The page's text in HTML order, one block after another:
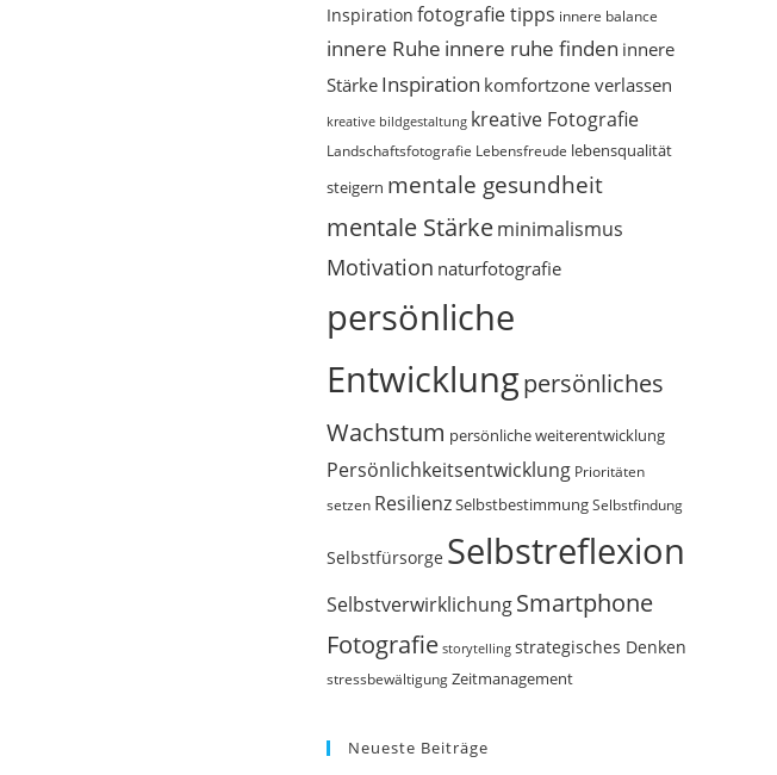
Inspiration fotografie tipps innere balance
innere Ruhe innere ruhe finden innere
Stärke Inspiration komfortzone verlassen
kreative bildgestaltung kreative Fotografie
Landschaftsfotografie Lebensfreude lebensqualität
steigern mentale gesundheit
mentale Stärkeminimalismus
Motivation naturfotografie
persönliche
Entwicklungpersönliches
Wachstum persönliche weiterentwicklung
Persönlichkeitsentwicklung Prioritäten
setzen ResilienzSelbstbestimmungSelbstfindung
Selbstfürsorge Selbstreflexion
SelbstverwirklichungSmartphone
Fotografie storytelling strategisches Denken
stressbewältigung Zeitmanagement
Neueste Beiträge